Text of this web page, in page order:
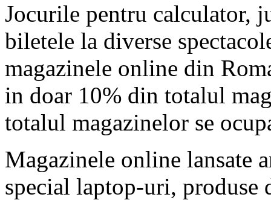
Jocurile pentru calculator,
biletele la diverse
magazinele online din
in doar 10% din totalul
totalul magazinelor se
Magazinele online lansate
special laptop-uri, produse